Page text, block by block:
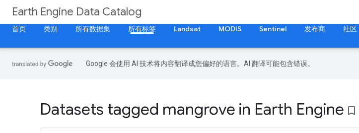
Earth Engine Data Catalog
首页
类别 所有数据集 所有标签 Landsat MODIS Sentinel 发布商 社区
Google 会使用 AI 技术将内容翻译成您偏好的语言。AI 翻译可能包含错误。
Datasets tagged mangrove in Earth Engine bookmark_border